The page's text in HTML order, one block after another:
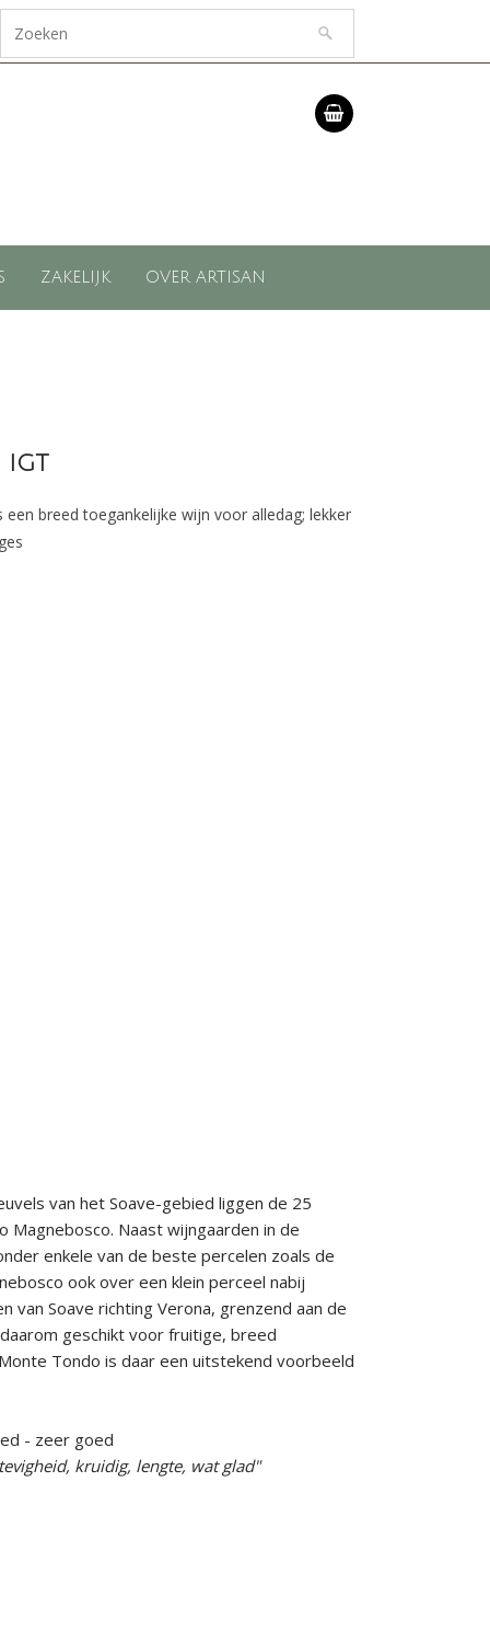
ZAKELIJK OVER ARTISAN
breed toegankelijke wijn voor alledag; lekker
van het Soave-gebied liggen de 25
Magnebosco. Naast wijngaarden in de
enkele van de beste percelen zoals de
ook over een klein perceel nabij
van Soave richting Verona, grenzend aan de
geschikt voor fruitige, breed
Tondo is daar een uitstekend voorbeeld
- zeer goed
kruidig, lengte, wat glad"